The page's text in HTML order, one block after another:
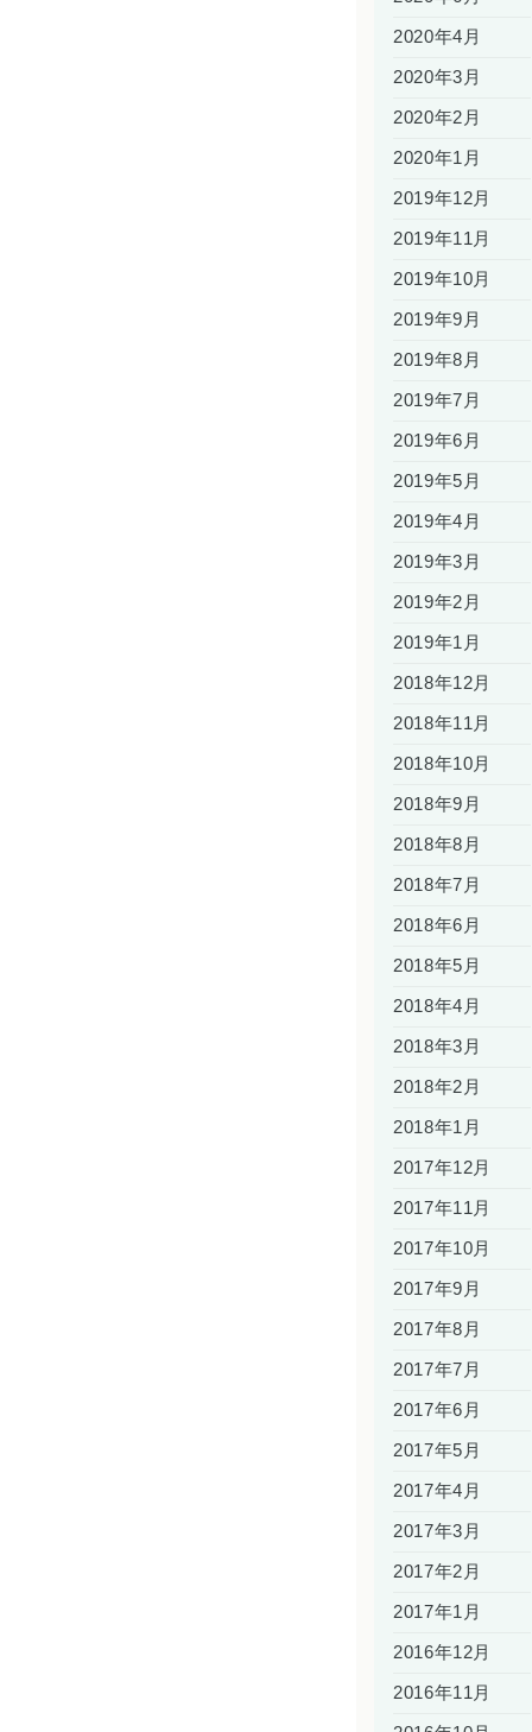
2020年4月
2020年3月
2020年2月
2020年1月
2019年12月
2019年11月
2019年10月
2019年9月
2019年8月
2019年7月
2019年6月
2019年5月
2019年4月
2019年3月
2019年2月
2019年1月
2018年12月
2018年11月
2018年10月
2018年9月
2018年8月
2018年7月
2018年6月
2018年5月
2018年4月
2018年3月
2018年2月
2018年1月
2017年12月
2017年11月
2017年10月
2017年9月
2017年8月
2017年7月
2017年6月
2017年5月
2017年4月
2017年3月
2017年2月
2017年1月
2016年12月
2016年11月